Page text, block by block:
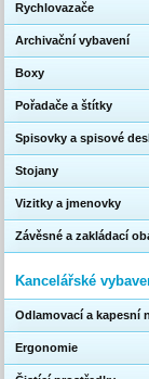
Rychlovazače
Archivační vybavení
Boxy
Pořadače a štítky
Spisovky a spisové
Stojany
Vizitky a jmenovky
Závěsné a zakládací
Kancelářské
Odlamovací a kapesní
Ergonomie